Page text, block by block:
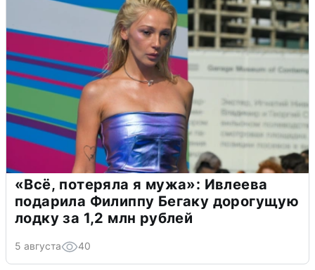
«Всё, потеряла я мужа»: Ивлеева
подарила Филиппу Бегаку дорогущую
лодку за 1,2 млн рублей
5 августа 40